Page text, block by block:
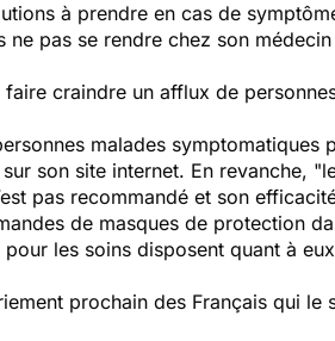
à prendre en cas de
pas se rendre chez son
faire craindre un afflux de
malades symptomatiques
son site internet. En revanche, "
pas recommandé et son
de masques de protection
les soins disposent quant à
prochain des Français qui le